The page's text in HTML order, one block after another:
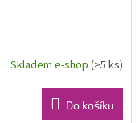
Skladem e-shop(>5 ks)
Do košíku